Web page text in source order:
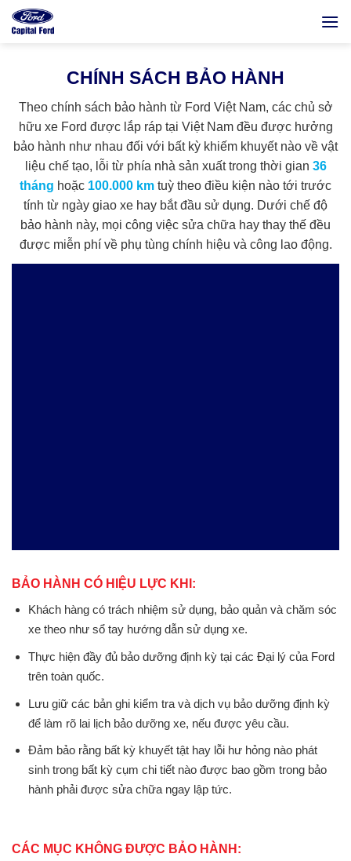
qua
CHÍNH SÁCH BẢO HÀNH
Theo chính sách bảo hành từ Ford Việt Nam, các chủ sở
hữu xe Ford được lắp ráp tại Việt Nam đều được hưởng
bảo hành như nhau đối với bất kỳ khiếm khuyết nào về vật
liệu chế tạo, lỗi từ phía nhà sản xuất trong thời gian 36
tháng hoặc 100.000 km tuỳ theo điều kiện nào tới trước
tính từ ngày giao xe hay bắt đầu sử dụng. Dưới chế độ
bảo hành này, mọi công việc sửa chữa hay thay thế đều
được miễn phí về phụ tùng chính hiệu và công lao động.
BẢO HÀNH CÓ HIỆU LỰC KHI:
Khách hàng có trách nhiệm sử dụng, bảo quản và chăm sóc
xe theo như sổ tay hướng dẫn sử dụng xe.
Thực hiện đầy đủ bảo dưỡng định kỳ tại các Đại lý của Ford
trên toàn quốc.
Lưu giữ các bản ghi kiểm tra và dịch vụ bảo dưỡng định kỳ
để làm rõ lai lịch bảo dưỡng xe, nếu được yêu cầu.
Đảm bảo rằng bất kỳ khuyết tật hay lỗi hư hỏng nào phát
sinh trong bất kỳ cụm chi tiết nào được bao gồm trong bảo
hành phải được sửa chữa ngay lập tức.
CÁC MỤC KHÔNG ĐƯỢC BẢO HÀNH: